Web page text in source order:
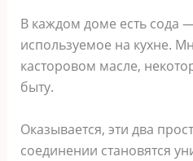
В каждом доме есть сода
используемое на кухне.
касторовом масле,
быту.
Оказывается, эти два
соединении становятся